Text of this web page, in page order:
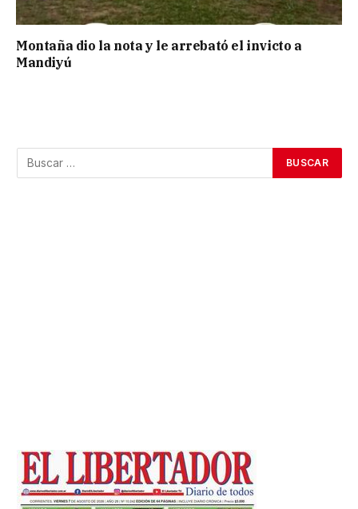
Montaña dio la nota y le arrebató el invicto a
Mandiyú